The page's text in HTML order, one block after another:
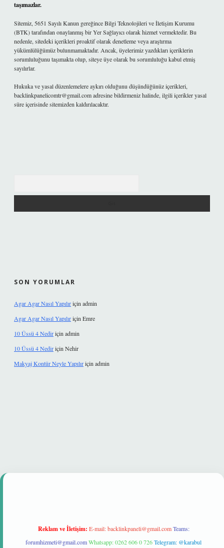
taşımazlar.
Sitemiz, 5651 Sayılı Kanun gereğince Bilgi Teknolojileri ve İletişim Kurumu
(BTK) tarafından onaylanmış bir Yer Sağlayıcı olarak hizmet vermektedir. Bu
nedenle, sitedeki içerikleri proaktif olarak denetleme veya araştırma
yükümlülüğümüz bulunmamaktadır. Ancak, üyelerimiz yazdıkları içeriklerin
sorumluluğunu taşımakta olup, siteye üye olarak bu sorumluluğu kabul etmiş
sayılırlar.
Hukuka ve yasal düzenlemelere aykırı olduğunu düşündüğünüz içerikleri,
backlinkpanelicomtr@gmail.comadresine bildirmeniz halinde, ilgili içerikler yasal
süre içerisinde sitemizden kaldırılacaktır.
SON YORUMLAR
Agar Agar Nasıl Yapılıriçin admin
Agar Agar Nasıl Yapılıriçin Emre
10 Üssü 4 Nediriçin admin
10 Üssü 4 Nediriçin Nehir
Makyaj Kontür Neyle Yapılıriçin admin
Reklam ve İletişim: E-mail:backlinkpaneli@gmail.com Teams:
forumhizmeti@gmail.comWhatsapp: 0262 606 0 726Telegram: @karabul